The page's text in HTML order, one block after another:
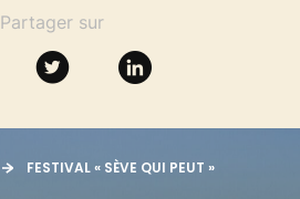
Partager sur
FESTIVAL « SÈVE QUI PEUT »